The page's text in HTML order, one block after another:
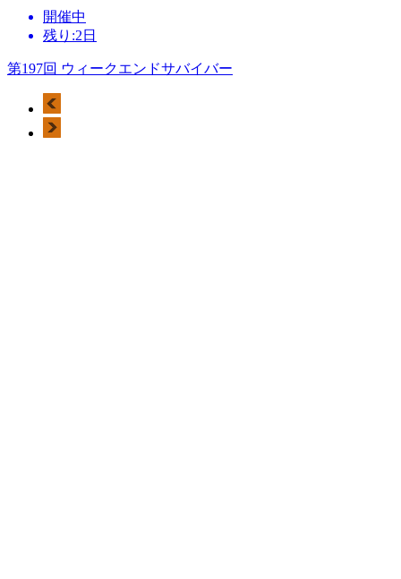
開催中
残り:2日
第197回 ウィークエンドサバイバー